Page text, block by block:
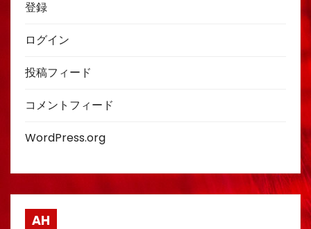
登録
ログイン
投稿フィード
コメントフィード
WordPress.org
AH